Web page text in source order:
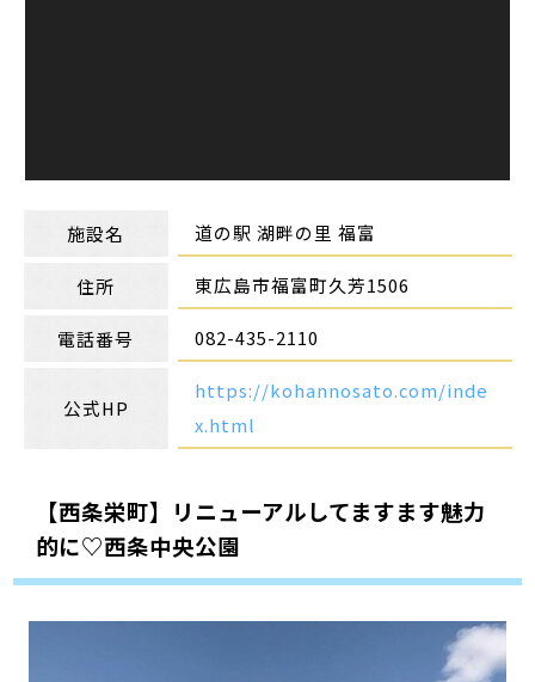
施設名 道の駅 湖畔の里 福富
住所 東広島市福富町久芳1506
電話番号 082-435-2110
公式HP
https://kohannosato.com/inde
x.html
【西条栄町】リニューアルしてますます魅力
的に♡西条中央公園